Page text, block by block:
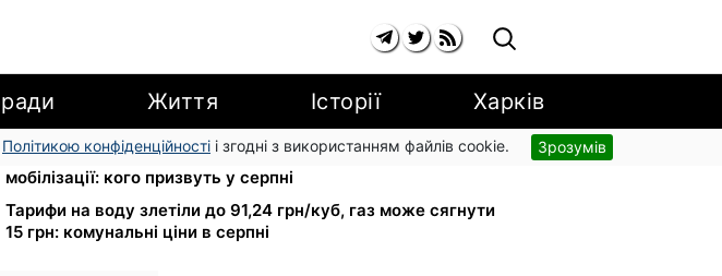
Життя Історії Харків
Політикою конфіденційності і згодні з використанням файлів cookie. Зрозумів
Студенти-заочники та вечірники втрачають відстрочку від
мобілізації: кого призвуть у серпні
Тарифи на воду злетіли до 91,24 грн/куб, газ може сягнути
15 грн: комунальні ціни в серпні